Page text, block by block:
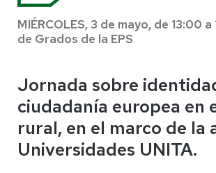
MIÉRCOLES, 3 de mayo, de 13:00
de Grados de la EPS
Jornada sobre
ciudadanía europea en
rural, en el marco de la
Universidades UNITA.